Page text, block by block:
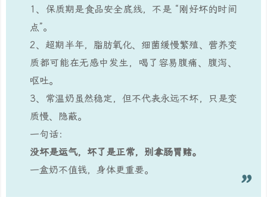
1、保质期是食品安全底线，不是 “刚好坏的时间
点”。
2、超期半年，脂肪氧化、细菌缓慢繁殖、营养变
质都可能在无感中发生，喝了容易腹痛、腹泻、
呕吐。
3、常温奶虽然稳定，但不代表永远不坏，只是变
质慢、隐蔽。
一句话：
没坏是运气，坏了是正常，别拿肠胃赌。
一盒奶不值钱，身体更重要。